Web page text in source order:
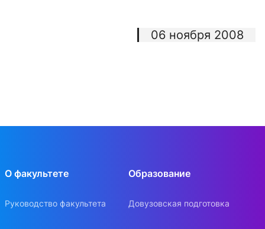
06 ноября 2008
О факультете
Руководство факультета
Образование
Довузовская подготовка